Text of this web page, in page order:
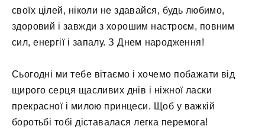
своїх цілей, ніколи не здавайся, будь любимо,
здоровий і завжди з хорошим настроєм, повним
сил, енергії і запалу. З Днем народження!
Сьогодні ми тебе вітаємо і хочемо побажати від
щирого серця щасливих днів і ніжної ласки
прекрасної і милою принцеси. Щоб у важкій
боротьбі тобі діставалася легка перемога!